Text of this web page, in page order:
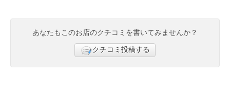
あなたもこのお店のクチコミを書いてみませんか？
クチコミ投稿する